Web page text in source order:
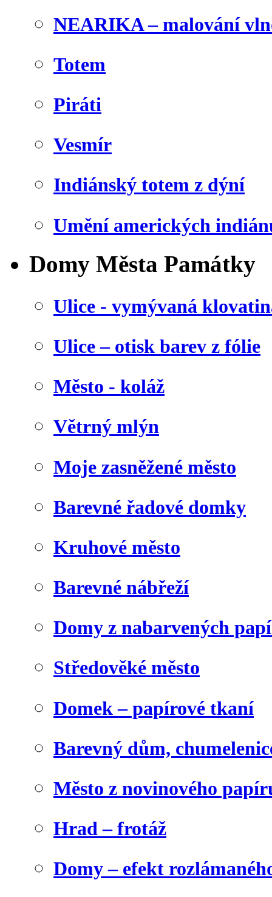
NEARIKA – malování
Totem
Piráti
Vesmír
Indiánský totem z dýní
Umění amerických
Domy Města Památky
Ulice - vymývaná
Ulice – otisk barev z fólie
Město - koláž
Větrný mlýn
Moje zasněžené město
Barevné řadové domky
Kruhové město
Barevné nábřeží
Domy z nabarvených
Středověké město
Domek – papírové tkaní
Barevný dům,
Město z novinového
Hrad – frotáž
Domy – efekt